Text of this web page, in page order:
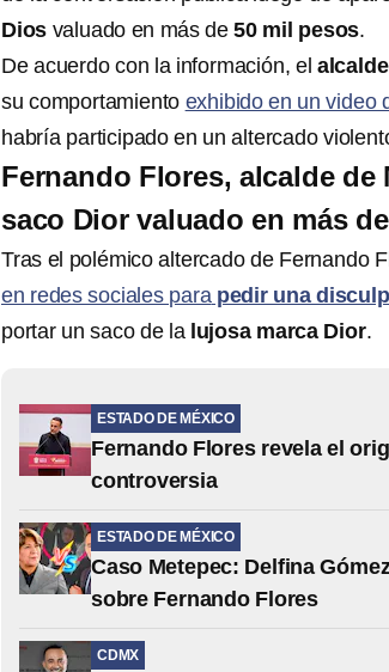
Dios valuado en más de50 mil pesos.
De acuerdo con la información, el
su comportamiento exhibido en un video
habría participado en un altercado
Fernando Flores, alcalde de
saco Dior valuado en más
Tras el polémico altercado de Fernando
en redes sociales parapedir una
portar un saco de la lujosa marca Dior.
ESTADO DE MÉXICO
Fernando Flores revela el
controversia
ESTADO DE MÉXICO
Caso Metepec: Delfina
sobre Fernando Flores
CDMX